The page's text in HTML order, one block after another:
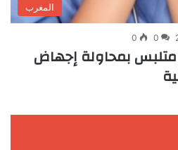
المغرب
0
0
بمحاولة إجهاض